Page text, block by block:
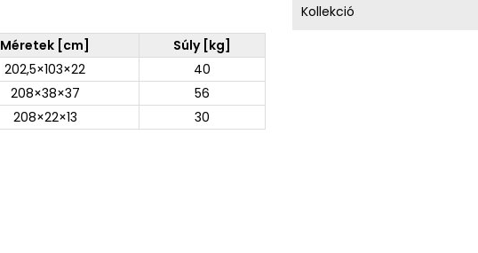
Méretek [cm]
Súly [kg]
202,5×103×22
40
208×38×37
56
208×22×13 30
Kollekció